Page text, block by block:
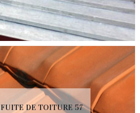
DE TOITURE 57